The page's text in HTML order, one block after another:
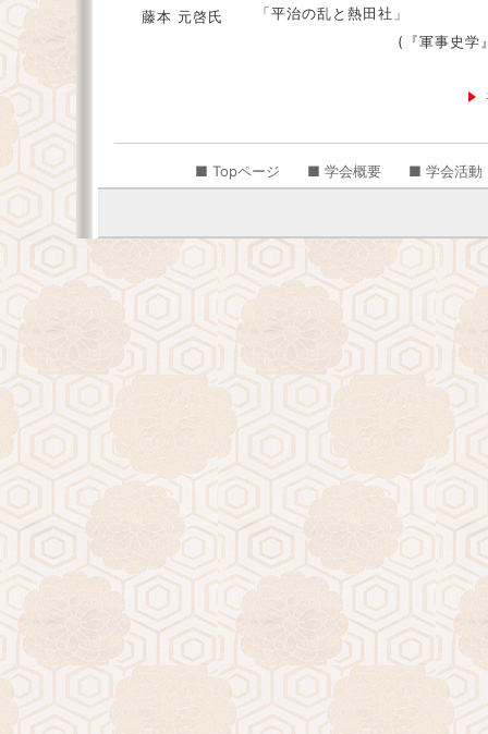
藤本 元啓氏
「平治の乱と熱田社」
(『軍事史学
■ Topページ ■ 学会概要 ■ 学会活動